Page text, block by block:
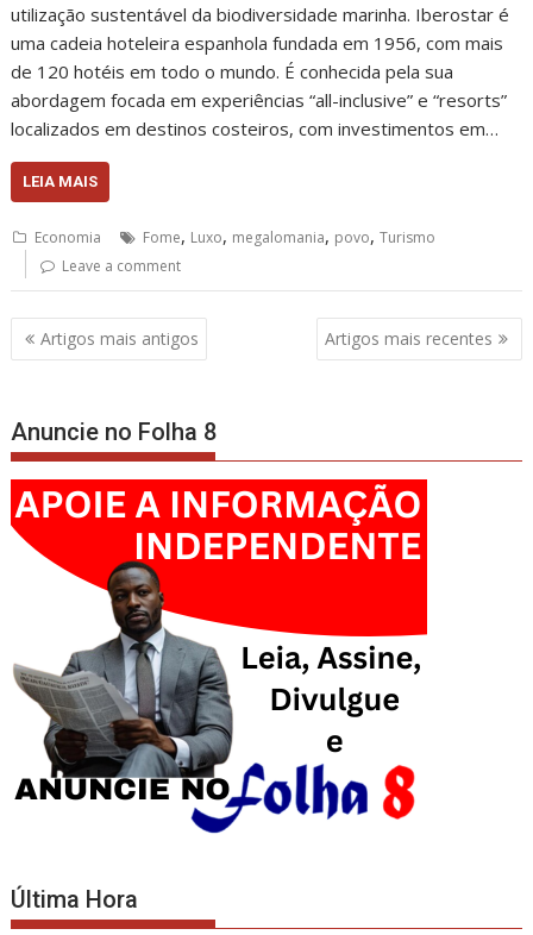
utilização sustentável da biodiversidade marinha. Iberostar é
uma cadeia hoteleira espanhola fundada em 1956, com mais
de 120 hotéis em todo o mundo. É conhecida pela sua
abordagem focada em experiências “all-inclusive” e “resorts”
localizados em destinos costeiros, com investimentos em…
LEIA MAIS
Economia Fome, Luxo, megalomania, povo,Turismo
Leave a comment
Navegação
de
Artigos mais antigos Artigos mais recentes
Anuncie no Folha 8
Última Hora